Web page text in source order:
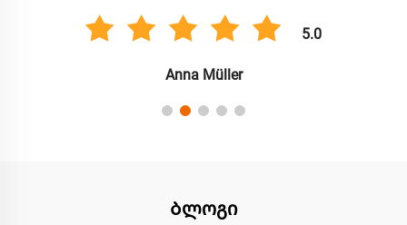
5.0
Anna Müller
Ბლოგი